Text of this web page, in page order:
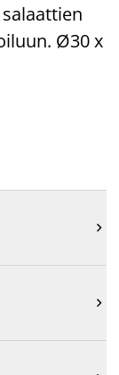
Ø30 x

